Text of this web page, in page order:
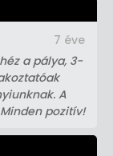
a pálya, 3-
A
pozitív!
7 éve